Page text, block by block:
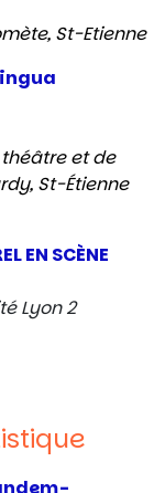
St-Etienne
et de
St-Étienne
EN SCÈNE
Lyon 2